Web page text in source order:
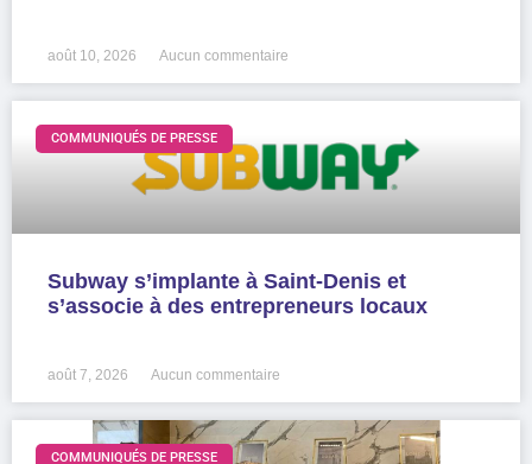
août 10, 2026 Aucun commentaire
COMMUNIQUÉS DE PRESSE
Subway s’implante à Saint-Denis et
s’associe à des entrepreneurs locaux
août 7, 2026 Aucun commentaire
COMMUNIQUÉS DE PRESSE